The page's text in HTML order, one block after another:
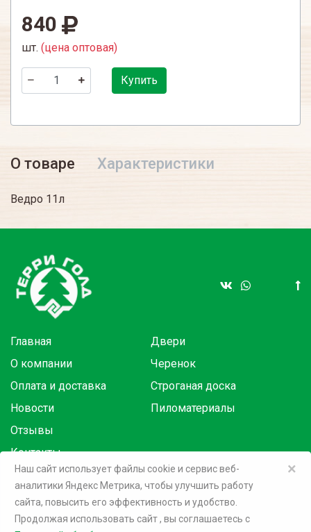
840
шт. (цена оптовая)
Купить
О товаре Характеристики
Ведро 11л
Главная
О компании
Оплата и доставка
Новости
Отзывы
Контакты
Двери
Черенок
Строганая доска
Пиломатериалы
Товары в розницу на маркетплейсах:
×
Наш сайт использует файлы cookie и сервис веб-
аналитики Яндекс Метрика, чтобы улучшить работу
сайта, повысить его эффективность и удобство.
Продолжая использовать сайт, вы соглашаетесь c